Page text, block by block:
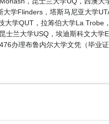
学Flinders，塔斯马尼亚大学
学QUT，拉筹伯大学La Trobe
兰大学USQ，埃迪斯科文大学
办理布鲁内尔大学文凭（毕业